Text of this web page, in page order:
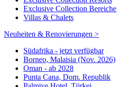
Exclusive Collection Bereiche
Villas & Chalets
Neuheiten & Renovierungen >
Südafrika - jetzt verfügbar
Borneo, Malaisia (Nov. 2026)
Oman - ab 2028
Punta Cana, Dom. Republik